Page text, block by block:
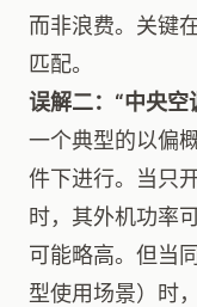
而非浪费。关键
匹配。
误解二：“中央空
一个典型的以偏
件下进行。当只
时，其外机功率
可能略高。但当
型使用场景）时